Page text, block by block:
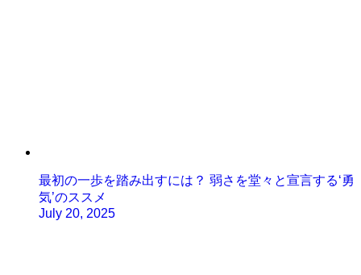
最初の一歩を踏み出すには？ 弱さを堂々と宣言する‘勇
気’のススメ
July 20, 2025